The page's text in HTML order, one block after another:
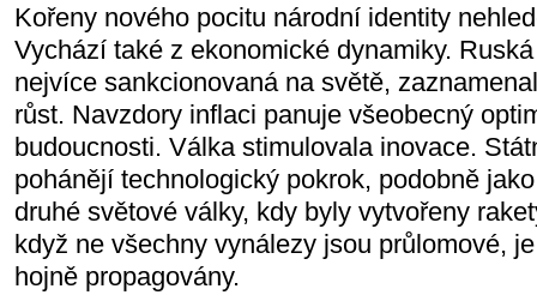
Kořeny nového pocitu národní identity
Vychází také z ekonomické dynamiky.
nejvíce sankcionovaná na světě,
růst. Navzdory inflaci panuje všeobecný
budoucnosti. Válka stimulovala inovace.
pohánějí technologický pokrok, podobně
druhé světové války, kdy byly vytvořeny
když ne všechny vynálezy jsou průlomové,
hojně propagovány.